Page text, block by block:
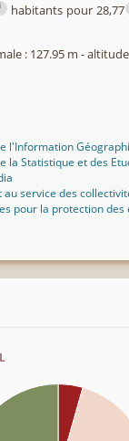
i habitants pour 28,77
: 127.95 m -
l'Information
la Statistique et des
au service des
pour la protection